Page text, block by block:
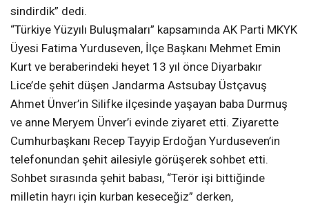
sindirdik” dedi.
“Türkiye Yüzyılı Buluşmaları” kapsamında AK Parti MKYK
Üyesi Fatima Yurduseven, İlçe Başkanı Mehmet Emin
Kurt ve beraberindeki heyet 13 yıl önce Diyarbakır
Lice’de şehit düşen Jandarma Astsubay Üstçavuş
Ahmet Ünver’in Silifke ilçesinde yaşayan baba Durmuş
ve anne Meryem Ünver’i evinde ziyaret etti. Ziyarette
Cumhurbaşkanı Recep Tayyip Erdoğan Yurduseven’in
telefonundan şehit ailesiyle görüşerek sohbet etti.
Sohbet sırasında şehit babası, “Terör işi bittiğinde
milletin hayrı için kurban keseceğiz” derken,